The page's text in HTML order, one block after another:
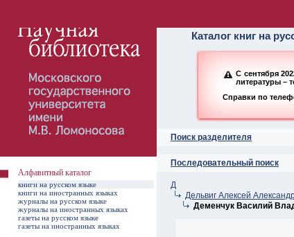
Каталог книг на
С сентября
литературы –
Справки по
Поиск разделителя
Последовательный поиск
Д
Дельвиг Алексей
Деменчук Василий
Алфавитный каталог
книги на русском языке
книги на иностранных языках
журналы на русском языке
журналы на иностранных языках
газеты на русском языке
газеты на иностранных языках